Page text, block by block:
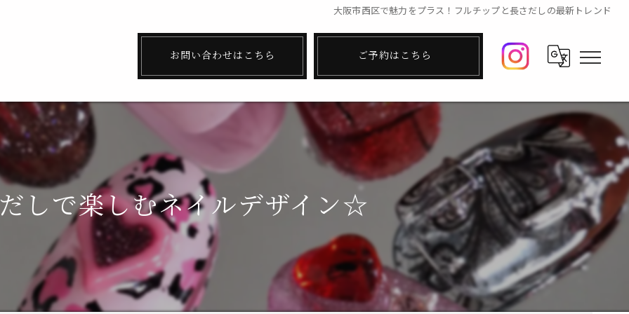
大阪市西区で魅力をプラス！フルチップと長さだしの最新トレンド
お問い合わせはこちら ご予約はこちら
しで楽しむネイルデザイン☆